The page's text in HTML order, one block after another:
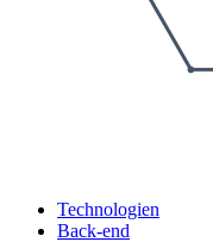
Technologien
Back-end